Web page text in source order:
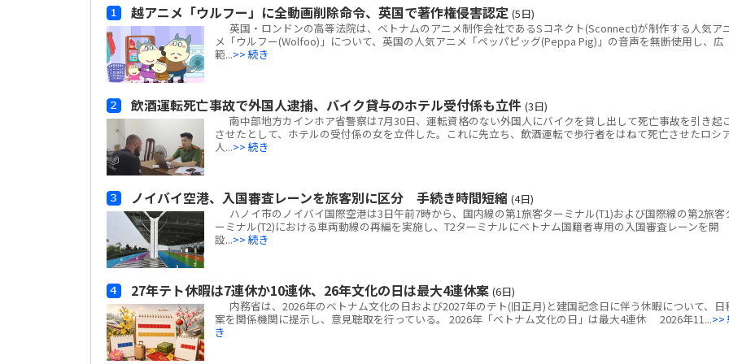
越アニメ「ウルフー」に全動画削除命令、英国で著作権侵害認定 (5日)
英国・ロンドンの高等法院は、ベトナムのアニメ制作会社であるSコネクト(Sconnect)が制作する人気ア
メ「ウルフー(Wolfoo)」について、英国の人気アニメ「ペッパピッグ(Peppa Pig)」の音声を無断使用し、広
範...>> 続き
飲酒運転死亡事故で外国人逮捕、バイク貸与のホテル受付係も立件 (3日)
南中部地方カインホア省警察は7月30日、運転資格のない外国人にバイクを貸し出して死亡事故を引き起
させたとして、ホテルの受付係の女を立件した。これに先立ち、飲酒運転で歩行者をはねて死亡させたロシ
人...>> 続き
ノイバイ空港、入国審査レーンを旅客別に区分 手続き時間短縮 (4日)
ハノイ市のノイバイ国際空港は3日午前7時から、国内線の第1旅客ターミナル(T1)および国際線の第2旅客
ーミナル(T2)における車両動線の再編を実施し、T2ターミナルにベトナム国籍者専用の入国審査レーンを開
設...>> 続き
27年テト休暇は7連休か10連休、26年文化の日は最大4連休案 (6日)
内務省は、2026年のベトナム文化の日および2027年のテト(旧正月)と建国記念日に伴う休暇について、日
案を関係機関に提示し、意見聴取を行っている。 2026年「ベトナム文化の日」は最大4連休 2026年11...>>
き